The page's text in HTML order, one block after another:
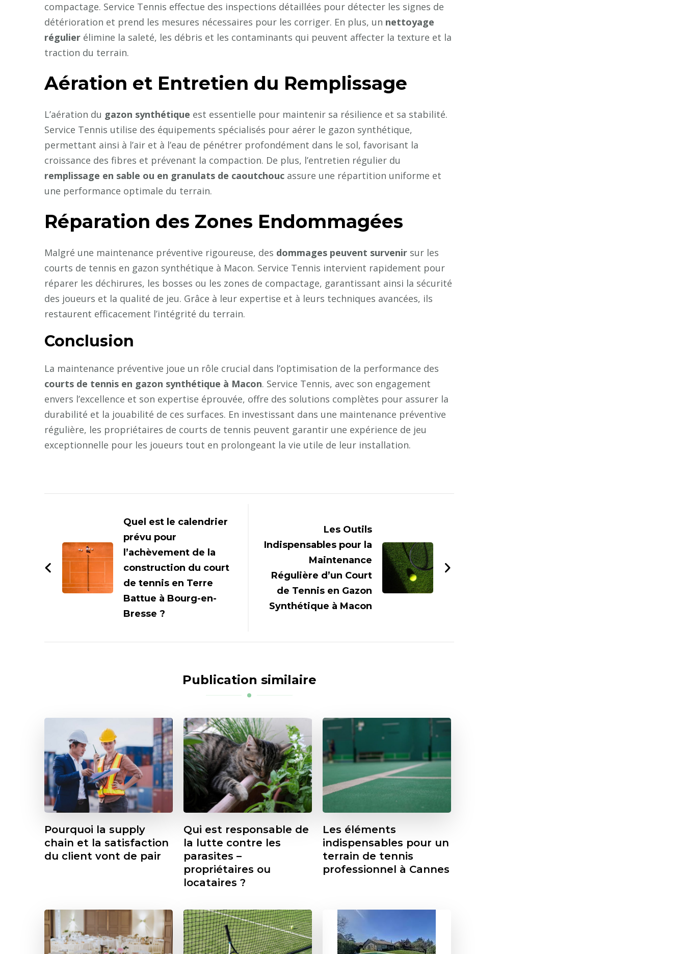
compactage. Service Tennis effectue des inspections détaillées pour détecter les signes de
détérioration et prend les mesures nécessaires pour les corriger. En plus, un nettoyage
régulier élimine la saleté, les débris et les contaminants qui peuvent affecter la texture et la
traction du terrain.
Aération et Entretien du Remplissage
L’aération du gazon synthétique est essentielle pour maintenir sa résilience et sa stabilité.
Service Tennis utilise des équipements spécialisés pour aérer le gazon synthétique,
permettant ainsi à l’air et à l’eau de pénétrer profondément dans le sol, favorisant la
croissance des fibres et prévenant la compaction. De plus, l’entretien régulier du
remplissage en sable ou en granulats de caoutchouc assure une répartition uniforme et
une performance optimale du terrain.
Réparation des Zones Endommagées
Malgré une maintenance préventive rigoureuse, des dommages peuvent survenir sur les
courts de tennis en gazon synthétique à Macon. Service Tennis intervient rapidement pour
réparer les déchirures, les bosses ou les zones de compactage, garantissant ainsi la sécurité
des joueurs et la qualité de jeu. Grâce à leur expertise et à leurs techniques avancées, ils
restaurent efficacement l’intégrité du terrain.
Conclusion
La maintenance préventive joue un rôle crucial dans l’optimisation de la performance des
courts de tennis en gazon synthétique à Macon. Service Tennis, avec son engagement
envers l’excellence et son expertise éprouvée, offre des solutions complètes pour assurer la
durabilité et la jouabilité de ces surfaces. En investissant dans une maintenance préventive
régulière, les propriétaires de courts de tennis peuvent garantir une expérience de jeu
exceptionnelle pour les joueurs tout en prolongeant la vie utile de leur installation.
Quel est le calendrier
prévu pour
l’achèvement de la
construction du court
de tennis en Terre
Battue à Bourg-en-
Bresse ?
Les Outils
Indispensables pour la
Maintenance
Régulière d’un Court
de Tennis en Gazon
Synthétique à Macon
Publication similaire
Pourquoi la supply
chain et la satisfaction
du client vont de pair
Qui est responsable de
la lutte contre les
parasites –
propriétaires ou
locataires ?
Les éléments
indispensables pour un
terrain de tennis
professionnel à Cannes